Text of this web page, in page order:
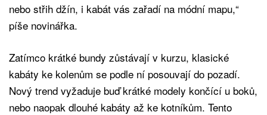
nebo střih džín, i kabát vás zařadí na módní mapu,“
píše novinářka.
Zatímco krátké bundy zůstávají v kurzu, klasické
kabáty ke kolenům se podle ní posouvají do pozadí.
Nový trend vyžaduje buď krátké modely končící u boků,
nebo naopak dlouhé kabáty až ke kotníkům. Tento